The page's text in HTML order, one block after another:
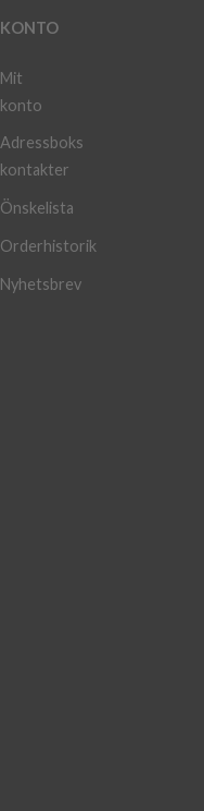
KONTO
Mit
konto
Adressboks
kontakter
Önskelista
Orderhistorik
Nyhetsbrev